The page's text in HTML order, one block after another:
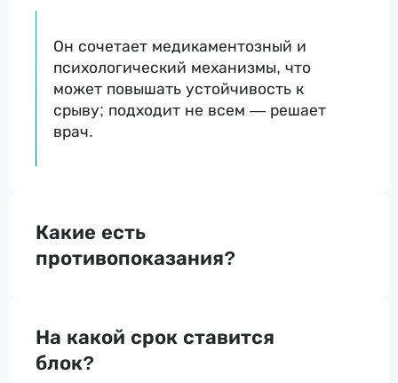
Он сочетает медикаментозный и
психологический механизмы, что
может повышать устойчивость к
срыву; подходит не всем — решает
врач.
Какие есть
противопоказания?
На какой срок ставится
блок?